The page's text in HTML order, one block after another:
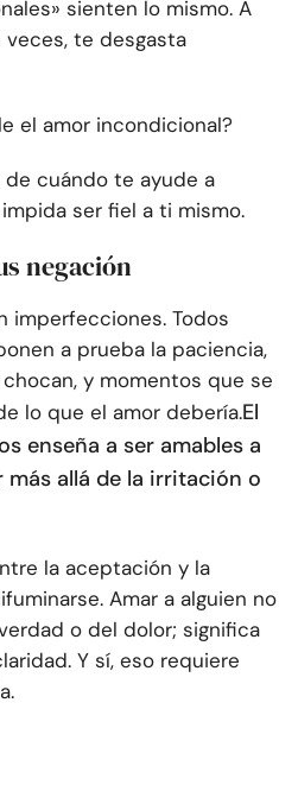
sienten lo mismo. A
te desgasta
el amor incondicional?
cuándo te ayude a
ser fiel a ti mismo.
negación
imperfecciones. Todos
a prueba la paciencia,
y momentos que se
lo que el amor debería.El
enseña a ser amables a
más allá de la irritación o
la aceptación y la
Amar a alguien no
o del dolor; significa
Y sí, eso requiere